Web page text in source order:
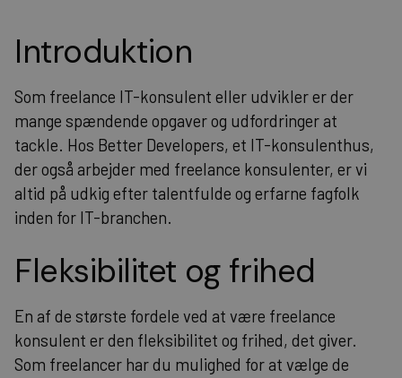
Introduktion
Som freelance IT-konsulent eller udvikler er der
mange spændende opgaver og udfordringer at
tackle. Hos Better Developers, et IT-konsulenthus,
der også arbejder med freelance konsulenter, er vi
altid på udkig efter talentfulde og erfarne fagfolk
inden for IT-branchen.
Fleksibilitet og frihed
En af de største fordele ved at være freelance
konsulent er den fleksibilitet og frihed, det giver.
Som freelancer har du mulighed for at vælge de